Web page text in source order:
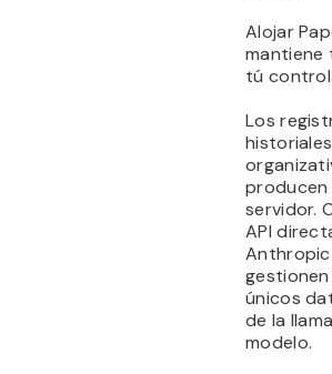
Alojar
mantiene
tú
Los
producen
servidor.
API
Anthropic
únicos
de la
modelo.